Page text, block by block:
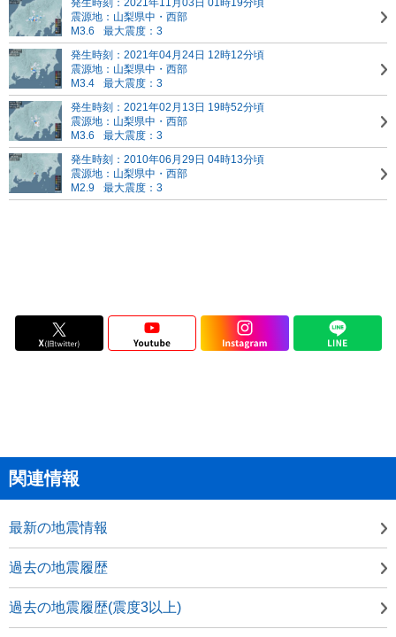
発生時刻：2021年11月03日 01時19分頃
震源地：山梨県中・西部
M3.6
最大震度：3
発生時刻：2021年04月24日 12時12分頃
震源地：山梨県中・西部
M3.4
最大震度：3
発生時刻：2021年02月13日 19時52分頃
震源地：山梨県中・西部
M3.6
最大震度：3
発生時刻：2010年06月29日 04時13分頃
震源地：山梨県中・西部
M2.9
最大震度：3
関連情報
最新の地震情報
過去の地震履歴
過去の地震履歴(震度3以上)